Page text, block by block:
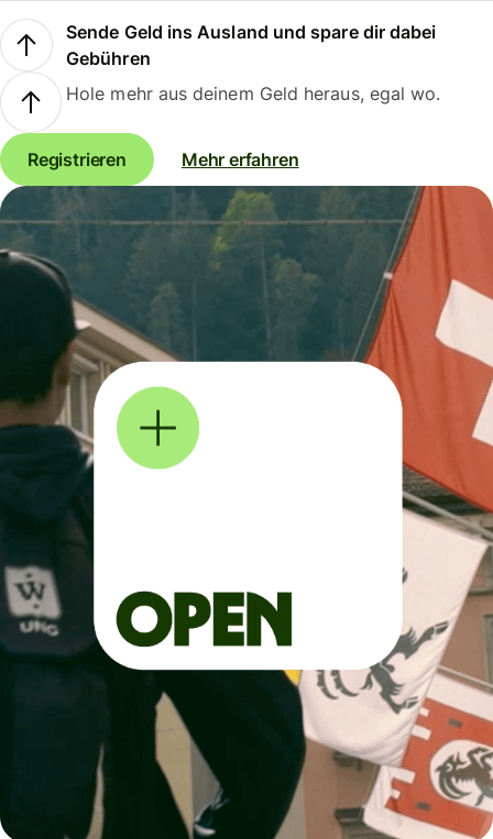
Sende Geld ins Ausland und spare dir dabei
Gebühren
Hole mehr aus deinem Geld heraus, egal wo.
Registrieren Mehr erfahren